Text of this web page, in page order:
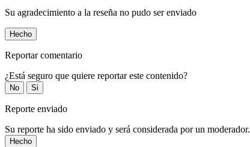
Su agradecimiento a la reseña no pudo ser enviado
Hecho
Reportar comentario
¿Está seguro que quiere reportar este contenido?
No Si
Reporte enviado
Su reporte ha sido enviado y será considerada por un moderador.
Hecho